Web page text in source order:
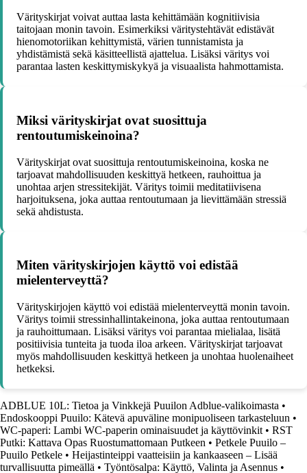
Värityskirjat voivat auttaa lasta kehittämään kognitiivisia
taitojaan monin tavoin. Esimerkiksi väritystehtävät edistävät
hienomotoriikan kehittymistä, värien tunnistamista ja
yhdistämistä sekä käsitteellistä ajattelua. Lisäksi väritys voi
parantaa lasten keskittymiskykyä ja visuaalista hahmottamista.
Miksi värityskirjat ovat suosittuja
rentoutumiskeinoina?
Värityskirjat ovat suosittuja rentoutumiskeinoina, koska ne
tarjoavat mahdollisuuden keskittyä hetkeen, rauhoittua ja
unohtaa arjen stressitekijät. Väritys toimii meditatiivisena
harjoituksena, joka auttaa rentoutumaan ja lievittämään stressiä
sekä ahdistusta.
Miten värityskirjojen käyttö voi edistää
mielenterveyttä?
Värityskirjojen käyttö voi edistää mielenterveyttä monin tavoin.
Väritys toimii stressinhallintakeinona, joka auttaa rentoutumaan
ja rauhoittumaan. Lisäksi väritys voi parantaa mielialaa, lisätä
positiivisia tunteita ja tuoda iloa arkeen. Värityskirjat tarjoavat
myös mahdollisuuden keskittyä hetkeen ja unohtaa huolenaiheet
hetkeksi.
ADBLUE 10L: Tietoa ja Vinkkejä Puuilon Adblue-valikoimasta •
Endoskooppi Puuilo: Kätevä apuväline monipuoliseen tarkasteluun •
WC-paperi: Lambi WC-paperin ominaisuudet ja käyttövinkit • RST
Putki: Kattava Opas Ruostumattomaan Putkeen • Petkele Puuilo –
Puuilo Petkele • Heijastinteippi vaatteisiin ja kankaaseen – Lisää
turvallisuutta pimeällä • Työntösalpa: Käyttö, Valinta ja Asennus •